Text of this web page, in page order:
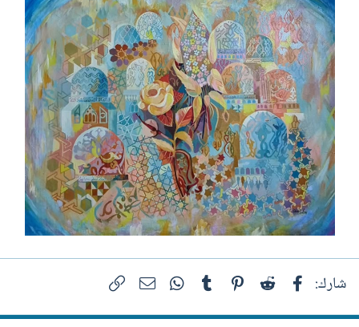
شارك: فيسبوك Reddit
Pinterest
Tumblr
WhatsAppالبريد الإلكتروني